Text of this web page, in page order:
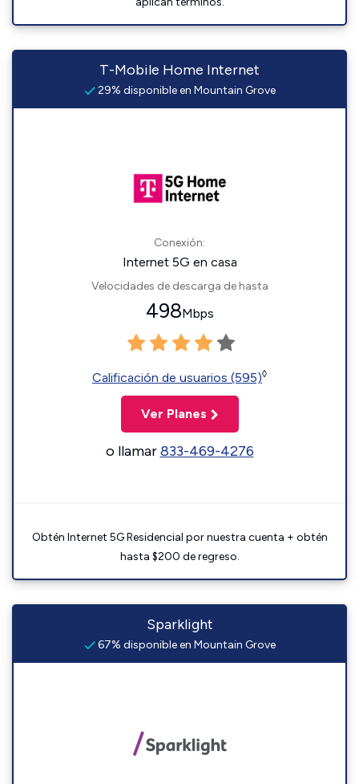
T-Mobile Home Internet
29% disponible en Mountain Grove
Conexión:
Internet 5G en casa
Velocidades de descarga de hasta
498Mbps
Calificación de usuarios (595)◊
Ver Planes
o llamar833-469-4276
Obtén Internet 5G Residencial por nuestra cuenta + obtén
hasta $200 de regreso.
Sparklight
67% disponible en Mountain Grove